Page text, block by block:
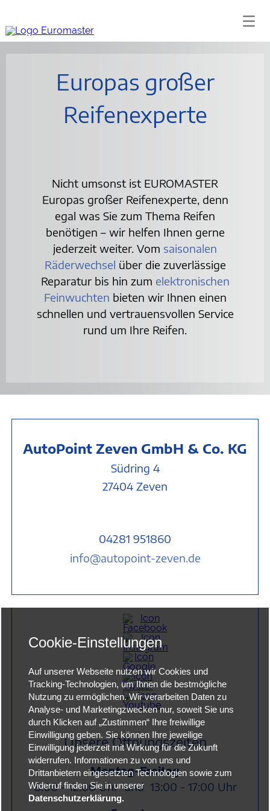
Europas großer
Reifenexperte
Nicht umsonst ist EUROMASTER
Europas großer Reifenexperte, denn
egal was Sie zum Thema Reifen
benötigen – wir helfen Ihnen gerne
jederzeit weiter. Vom saisonalen
Räderwechsel über die zuverlässige
Reparatur bis hin zum elektronischen
Feinwuchten bieten wir Ihnen einen
schnellen und vertrauensvollen Service
rund um Ihre Reifen.
AutoPoint Zeven GmbH & Co. KG
Südring 4
27404 Zeven
04281 951860
info@autopoint-zeven.de
Unsere Öffnungszeiten
Montag-Freitag
8:00 - 12:00 Uhr und 13:00 - 17:00 Uhr
Cookie-Einstellungen
Auf unserer Webseite nutzen wir Cookies und
Tracking-Technologien, um Ihnen die bestmögliche
Nutzung zu ermöglichen. Wir verarbeiten Daten zu
Analyse- und Marketingzwecken nur, soweit Sie uns
durch Klicken auf „Zustimmen“ Ihre freiwillige
Einwilligung geben. Sie können Ihre jeweilige
Einwilligung jederzeit mit Wirkung für die Zukunft
widerrufen. Informationen zu von uns und
Drittanbietern eingesetzten Technologien sowie zum
Widerruf finden Sie in unserer
Datenschutzerklärung.